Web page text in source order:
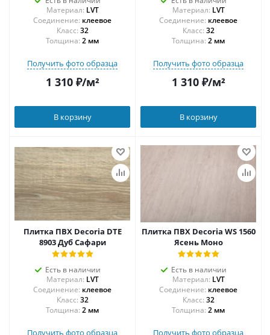
Материал: LVT
Соединение: клеевое
32
Толщина: 2 мм
Получить фото образца
1 310₽/м²
В корзину
Материал: LVT
Соединение: клеевое
32
Толщина: 2 мм
Получить фото образца
1 310₽/м²
В корзину
Плитка ПВХ Decoria DTE
8903 Дуб Сафари
Есть в наличии
Материал: LVT
Соединение: клеевое
32
Толщина: 2 мм
Получить фото образца
Плитка ПВХ Decoria WS 1560
Ясень Моно
Есть в наличии
Материал: LVT
Соединение: клеевое
32
Толщина: 2 мм
Получить фото образца